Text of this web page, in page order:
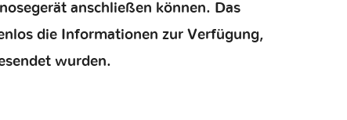
anschließen können. Das
die Informationen zur Verfügung,
wurden.